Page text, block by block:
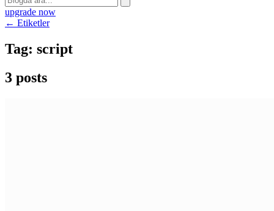
upgrade now
← Etiketler
Tag: script
3 posts